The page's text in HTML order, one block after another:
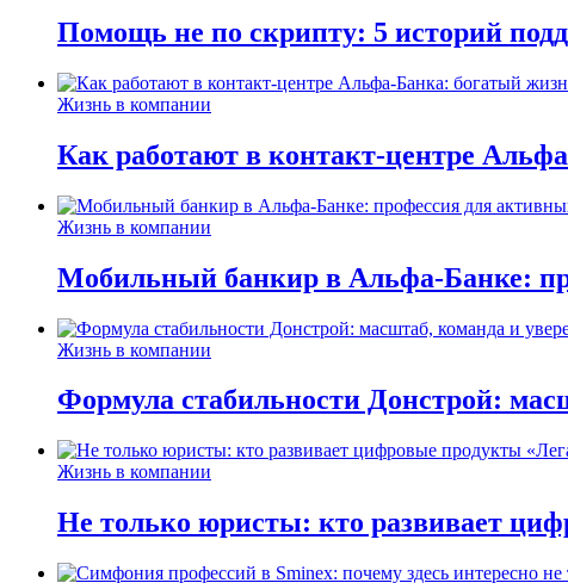
Помощь не по скрипту: 5 историй
Жизнь в компании
Как работают в контакт-центре
Жизнь в компании
Мобильный банкир в Альфа-Банке:
Жизнь в компании
Формула стабильности Донстрой:
Жизнь в компании
Не только юристы: кто развивает